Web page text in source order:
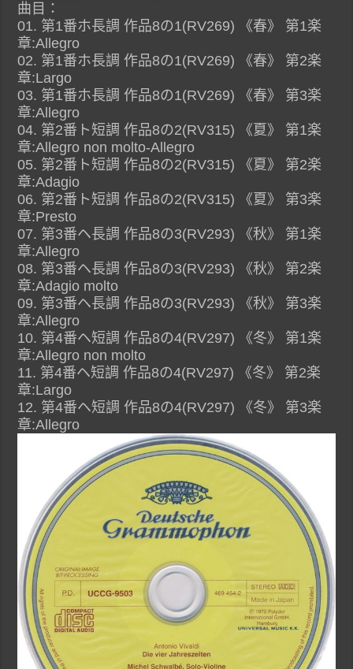
曲目：
01. 第1番ホ長調 作品8の1(RV269) 《春》 第1楽
章:Allegro
02. 第1番ホ長調 作品8の1(RV269) 《春》 第2楽
章:Largo
03. 第1番ホ長調 作品8の1(RV269) 《春》 第3楽
章:Allegro
04. 第2番ト短調 作品8の2(RV315) 《夏》 第1楽
章:Allegro non molto-Allegro
05. 第2番ト短調 作品8の2(RV315) 《夏》 第2楽
章:Adagio
06. 第2番ト短調 作品8の2(RV315) 《夏》 第3楽
章:Presto
07. 第3番ヘ長調 作品8の3(RV293) 《秋》 第1楽
章:Allegro
08. 第3番ヘ長調 作品8の3(RV293) 《秋》 第2楽
章:Adagio molto
09. 第3番ヘ長調 作品8の3(RV293) 《秋》 第3楽
章:Allegro
10. 第4番ヘ短調 作品8の4(RV297) 《冬》 第1楽
章:Allegro non molto
11. 第4番ヘ短調 作品8の4(RV297) 《冬》 第2楽
章:Largo
12. 第4番ヘ短調 作品8の4(RV297) 《冬》 第3楽
章:Allegro